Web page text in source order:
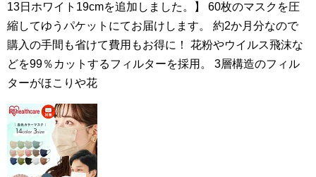
13日ホワイト19cmを追加しました。】 60枚のマスクを圧
縮してゆうパケットにてお届けします。 約2か月分なので
購入の手間も省けて費用もお得に！ 花粉やウイルス飛沫な
どを99％カットするフィルターを採用。 3層構造のフィル
ターがほこりや花